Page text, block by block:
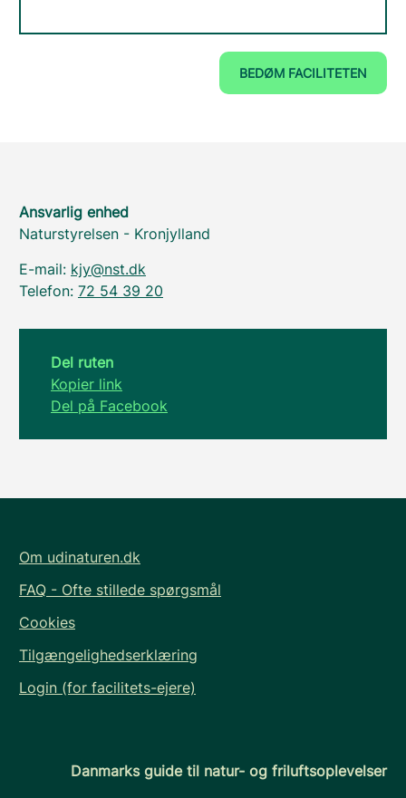
BEDØM FACILITETEN
Ansvarlig enhed
Naturstyrelsen - Kronjylland
E-mail: kjy@nst.dk
Telefon: 72 54 39 20
Del ruten
Kopier link
Del på Facebook
Om udinaturen.dk
FAQ - Ofte stillede spørgsmål
Cookies
Tilgængelighedserklæring
Login (for facilitets-ejere)
Danmarks guide til natur- og friluftsoplevelser